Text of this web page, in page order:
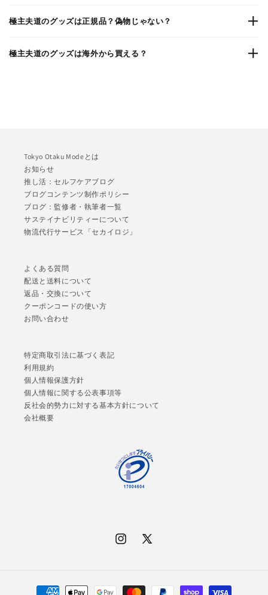
極主夫道のグッズは正規品？偽物じゃない？
極主夫道のグッズは海外から買える？
Tokyo Otaku Modeとは
お知らせ
推し活：セルフケアブログ
ブログコンテンツ制作ポリシー
ブログ：監修者・執筆者一覧
サステイナビリティーについて
物流代行サービス「セカイロジ」
よくある質問
配送と送料について
返品・交換について
クーポンコードの使い方
お問い合わせ
特定商取引法に基づく表記
利用規約
個人情報保護方針
個人情報に関する公表事項等
反社会的勢力に対する基本方針について
会社概要
Instagram
X
決